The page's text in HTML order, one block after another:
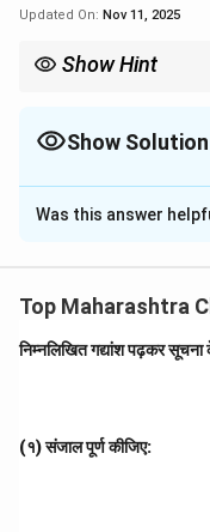
Updated On: Nov 11, 2025
Show Hint
Show Solution
Solution and
(१) राधा के माध्यम से
भक्ति का प्रतीक है,
आत्मिक रिक्तता को
को उजागर करती है।
संवेदनशीलता खोने और
हमें आत्मचिंतन के लिए
Was this answer
Top Maharashtra
निम्नलिखित गद्यांश पढ़कर
(१) संजाल पूर्ण कीजिए: